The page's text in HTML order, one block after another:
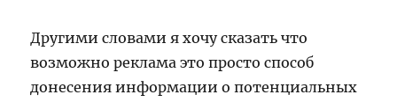
Другими словами я хочу сказать что
возможно реклама это просто способ
донесения информации о потенциальных